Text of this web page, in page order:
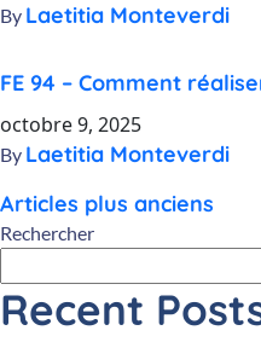
By Laetitia Monteverdi
FE 94 – Comment
octobre 9, 2025
By Laetitia Monteverdi
Navigation
des
articles
Articles plus anciens
Rechercher
Recent